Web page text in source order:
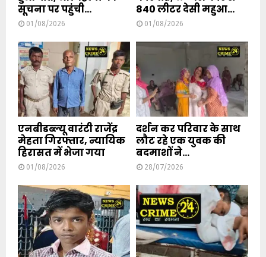
सूचना पर पहुंची...
01/08/2026
840 लीटर देसी महुआ...
01/08/2026
एनबीडब्ल्यू वारंटी राजेंद्र
मेहता गिरफ्तार, न्यायिक
हिरासत में भेजा गया
01/08/2026
दर्शन कर परिवार के साथ
लौट रहे एक युवक की
बदमाशों ने...
28/07/2026